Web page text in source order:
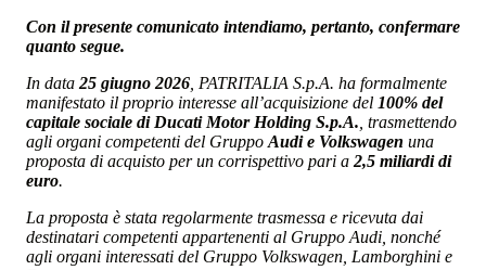
Con il presente comunicato intendiamo, pertanto, confermare
quanto segue.
In data 25 giugno 2026 , PATRITALIA S.p.A. ha formalmente
manifestato il proprio interesse all’acquisizione del 100% del
capitale sociale di Ducati Motor Holding S.p.A. , trasmettendo
agli organi competenti del Gruppo Audi e Volkswagen una
proposta di acquisto per un corrispettivo pari a 2,5 miliardi di
euro.
La proposta è stata regolarmente trasmessa e ricevuta dai
destinatari competenti appartenenti al Gruppo Audi, nonché
agli organi interessati del Gruppo Volkswagen, Lamborghini e